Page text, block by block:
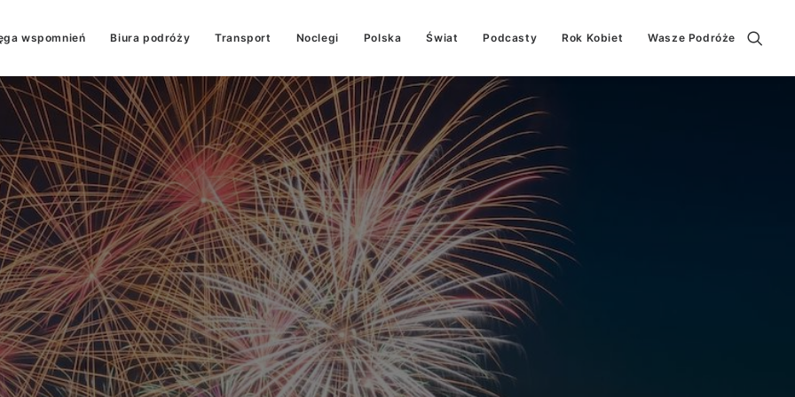
wspomnień Biura podróży Transport Noclegi Polska Świat Podcasty Rok Kobiet Wasze Podróże